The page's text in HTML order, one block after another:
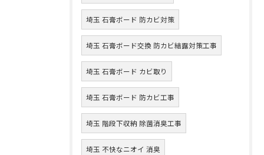
埼玉 石膏ボード 防カビ対策
埼玉 石膏ボード交換 防カビ結露対策工事
埼玉 石膏ボード カビ取り
埼玉 石膏ボード 防カビ工事
埼玉 階段下収納 除菌消臭工事
埼玉 不快なニオイ 消臭